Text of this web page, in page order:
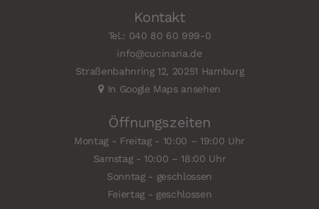
Kontakt
Tel.: 040 80 60 999-0
info@cucinaria.de
Straßenbahnring 12, 20251 Hamburg
In Google Maps ansehen
Öffnungszeiten
Montag - Freitag - 10:00 – 19:00 Uhr
Samstag - 10:00 – 18:00 Uhr
Sonntag - geschlossen
Feiertag - geschlossen